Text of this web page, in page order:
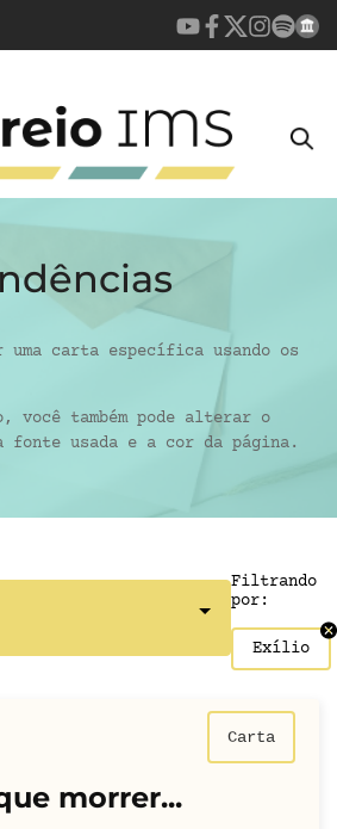
uma carta específica usando os
você também pode alterar o
fonte usada e a cor da página.
Filtrando
por:
Exílio
Carta
morrer...